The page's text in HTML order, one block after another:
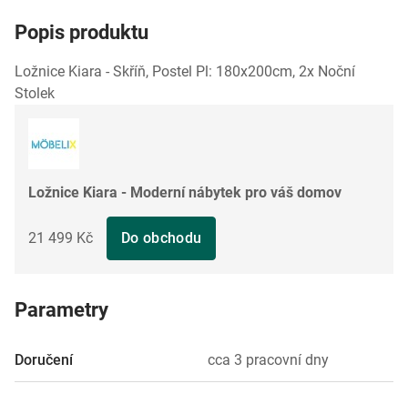
Popis produktu
Ložnice Kiara - Skříň, Postel Pl: 180x200cm, 2x Noční
Stolek
Ložnice Kiara - Moderní nábytek pro váš domov
21 499 Kč Do obchodu
Parametry
Doručení cca 3 pracovní dny